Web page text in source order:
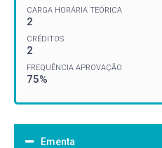
CARGA HORÁRIA TEÓRICA
2
CRÉDITOS
2
FREQUÊNCIA APROVAÇÃO
75%
Ementa